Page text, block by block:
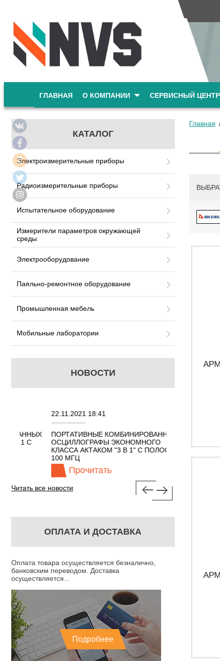
ГЛАВНАЯ О КОМПАНИИ СЕРВИСНЫЙ ЦЕНТР
КАТАЛОГ
Электроизмерительные приборы
Радиоизмерительные приборы
Испытательное оборудование
Измерители параметров окружающей
среды
Электрооборудование
Паяльно-ремонтное оборудование
Промышленная мебель
Мобильные лаборатории
НОВОСТИ
22.11.2021 18:41
ПОРТАТИВНЫЕ КОМБИНИРОВАННЫЕ
ОСЦИЛЛОГРАФЫ ЭКОНОМНОГО
КЛАССА АКТАКОМ "3 В 1" С ПОЛОСОЙ
100 МГЦ
Прочитать
ОСЦИЛЛОГРАФЫ
Читать все новости
ОПЛАТА И ДОСТАВКА
Оплата товара осуществляется безналично,
банковским переводом. Доставка
осуществляется...
Подробнее
Главная